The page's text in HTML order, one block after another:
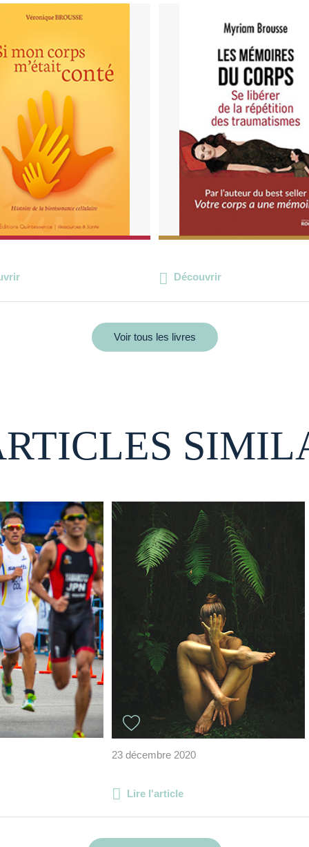
Découvrir
Voir tous les livres
23 décembre 2020
Lire l'article